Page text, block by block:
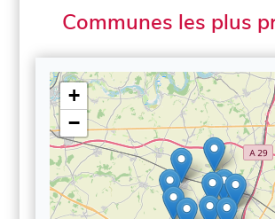
Communes les plus
+
−